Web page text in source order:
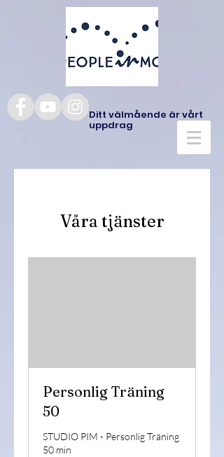
Ditt välmående är vårt
uppdrag
Våra tjänster
Personlig Träning
50
STUDIO PIM - Personlig Träning
50 min